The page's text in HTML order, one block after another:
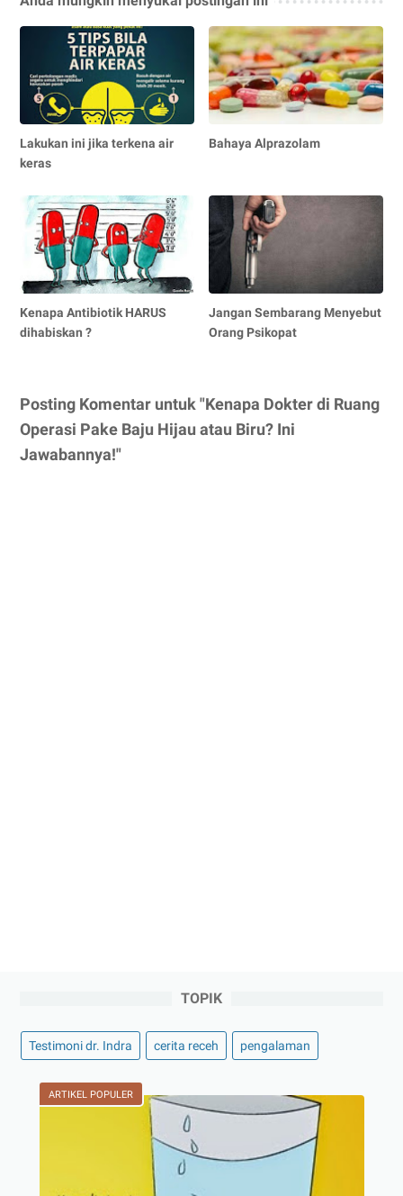
Lakukan ini jika terkena air
keras
Bahaya Alprazolam
Kenapa Antibiotik HARUS
dihabiskan ?
Jangan Sembarang Menyebut
Orang Psikopat
Posting Komentar untuk "Kenapa Dokter di Ruang
Operasi Pake Baju Hijau atau Biru? Ini
Jawabannya!"
TOPIK
Testimoni dr. Indra cerita receh pengalaman
ARTIKEL POPULER